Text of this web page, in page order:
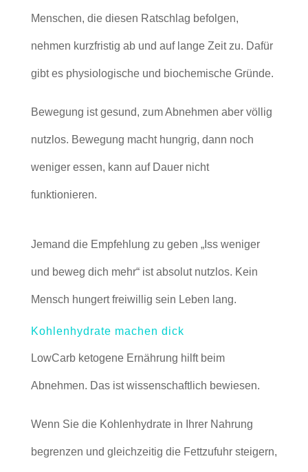
Menschen, die diesen Ratschlag befolgen,
nehmen kurzfristig ab und auf lange Zeit zu. Dafür
gibt es physiologische und biochemische Gründe.
Bewegung ist gesund, zum Abnehmen aber völlig
nutzlos. Bewegung macht hungrig, dann noch
weniger essen, kann auf Dauer nicht
funktionieren.
Jemand die Empfehlung zu geben „Iss weniger
und beweg dich mehr“ ist absolut nutzlos. Kein
Mensch hungert freiwillig sein Leben lang.
Kohlenhydrate machen dick
LowCarb ketogene Ernährung hilft beim
Abnehmen. Das ist wissenschaftlich bewiesen.
Wenn Sie die Kohlenhydrate in Ihrer Nahrung
begrenzen und gleichzeitig die Fettzufuhr steigern,